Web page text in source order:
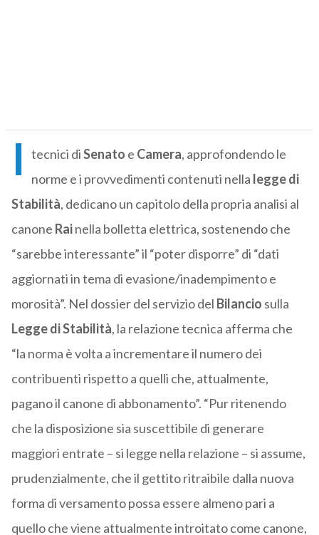
I tecnici diSenato e Camera, approfondendo le
norme e i provvedimenti contenuti nella leggedi
Stabilità, dedicano un capitolo della propria analisi al
canone Rainella bolletta elettrica, sostenendo che
“sarebbe interessante” il “poter disporre” di “dati
aggiornati in tema di evasione/inadempimento e
morosità”. Nel dossier del servizio del Bilancio sulla
LeggediStabilità, la relazione tecnica afferma che
“la norma è volta a incrementare il numero dei
contribuenti rispetto a quelli che, attualmente,
pagano il canone di abbonamento”. “Pur ritenendo
che la disposizione sia suscettibile di generare
maggiori entrate – si legge nella relazione – si assume,
prudenzialmente, che il gettito ritraibile dalla nuova
forma di versamento possa essere almeno pari a
quello che viene attualmente introitato come canone,